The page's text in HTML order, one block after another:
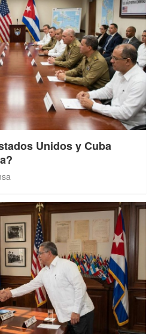
Unidos y Cuba